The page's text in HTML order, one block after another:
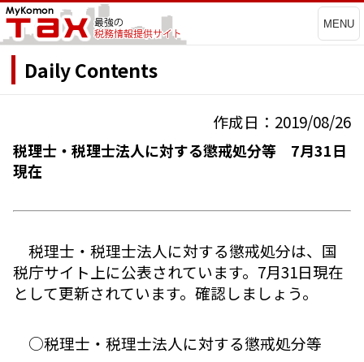
MENU
Daily Contents
作成日：2019/08/26
税理士・税理士法人に対する懲戒処分等 7月31日
現在
税理士・税理士法人に対する懲戒処分は、国
税庁サイト上に公表されています。7月31日現在
として更新されています。確認しましょう。
○税理士・税理士法人に対する懲戒処分等